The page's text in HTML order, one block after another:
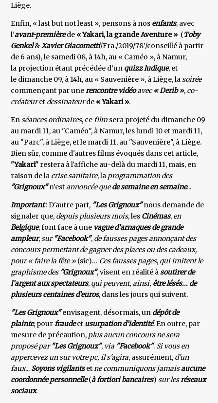
Liège.
Enfin, « last but not least », pensons à nos enfants, avec
l’avant-premièrede « Yakari, la grande Aventure » (Toby
Genkel&Xavier Giacometti/Fra./2019/78’/conseillé à partir
de 6 ans), le samedi 08, à 14h, au « Caméo », à Namur,
la projection étant précédée d’un quizz ludique, et
le dimanche 09, à 14h, au « Sauvenière », à Liège, lasoirée
commençant par unerencontre vidéoavec« Derib », co-
créateuret dessinateurde « Yakari ».
Enséances ordinaires, cefilm sera projeté du dimanche 09
au mardi 11, au "Caméo", à Namur, les lundi 10 et mardi 11,
au "Parc", à Liège, et le mardi 11, au "Sauvenière", à Liège.
Bien sûr, comme d'autres films évoqués dans cet article,
"Yakari" restera à l'affiche au-delà du mardi 11, mais, en
raison de la crise sanitaire, la programmationdes
"Grignoux"n'estannoncée quede semaine en semaine...
Important: D'autre part, "Les Grignoux"nous demande de
signaler que, depuis plusieurs mois, les Cinémas, en
Belgique, font face à une vague d’arnaques de grande
ampleur,sur"Facebook", de fausses pages annonçant des
concours permettant de gagner des places ou des cadeaux,
pour « faire la fête » (sic)… Ces fausses pages, qui imitent le
graphisme des"Grignoux", visent en réalité àsoutirer de
l’argent aux spectateurs, qui peuvent, ainsi, être lésés... de
plusieurs centaines d’euros, dans les jours qui suivent.
"Les Grignoux"envisagent, désormais, un dépôt de
plainte, pourfraudeet usurpation d’identité. En outre, par
mesure de précaution, plus aucun concours ne sera
proposé par"Les Grignoux", via "Facebook". Si vous en
appercevez un sur votre pc, il s'agira, assurément, d'un
faux... Soyons vigilantsetne communiquons jamaisaucune
coordonnée personnelle(à fortiori bancaires)sur lesréseaux
sociaux.